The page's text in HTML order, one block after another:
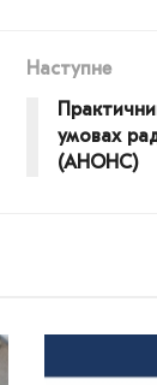
Наступне
умовах
(АНОНС)